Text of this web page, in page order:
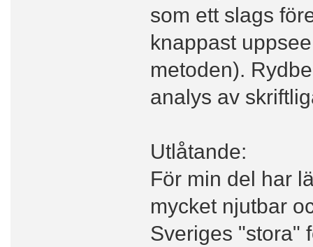
som ett slags
knappast
metoden).
analys av
Utlåtande:
För min del har
mycket njutbar
Sveriges "stora"